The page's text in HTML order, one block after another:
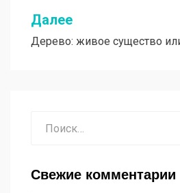
записям
Далее
Дерево: живое существо
Свежие комментарии